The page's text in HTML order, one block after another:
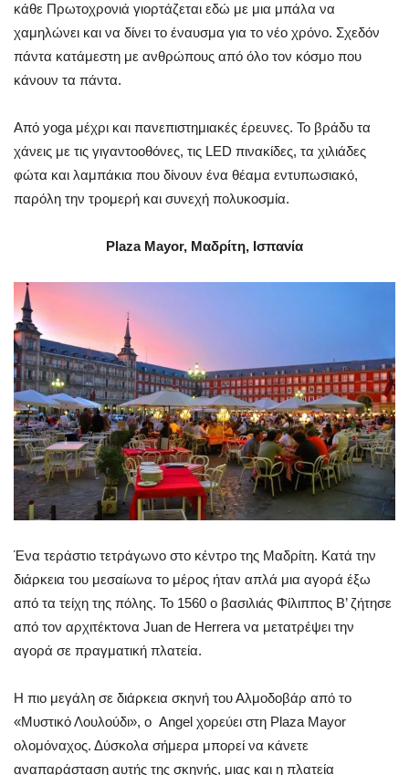
κάθε Πρωτοχρονιά γιορτάζεται εδώ με μια μπάλα να
χαμηλώνει και να δίνει το έναυσμα για το νέο χρόνο. Σχεδόν
πάντα κατάμεστη με ανθρώπους από όλο τον κόσμο που
κάνουν τα πάντα.
Από yoga μέχρι και πανεπιστημιακές έρευνες. Το βράδυ τα
χάνεις με τις γιγαντοοθόνες, τις LED πινακίδες, τα χιλιάδες
φώτα και λαμπάκια που δίνουν ένα θέαμα εντυπωσιακό,
παρόλη την τρομερή και συνεχή πολυκοσμία.
Plaza Mayor, Μαδρίτη, Ισπανία
Ένα τεράστιο τετράγωνο στο κέντρο της Μαδρίτη. Κατά την
διάρκεια του μεσαίωνα το μέρος ήταν απλά μια αγορά έξω
από τα τείχη της πόλης. Το 1560 ο βασιλιάς Φίλιππος Β’ ζήτησε
από τον αρχιτέκτονα Juan de Herrera να μετατρέψει την
αγορά σε πραγματική πλατεία.
Η πιο μεγάλη σε διάρκεια σκηνή του Αλμοδοβάρ από το
«Μυστικό Λουλούδι», ο Angel χορεύει στη Plaza Mayor
ολομόναχος. Δύσκολα σήμερα μπορεί να κάνετε
αναπαράσταση αυτής της σκηνής, μιας και η πλατεία